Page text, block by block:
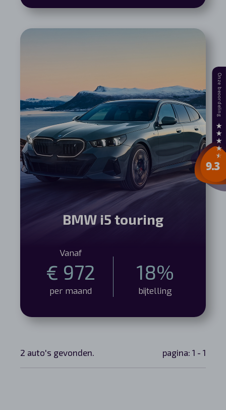
BMW i5 touring
Vanaf
€ 972
per maand
18%
bijtelling
2 auto's gevonden. pagina: 1 - 1